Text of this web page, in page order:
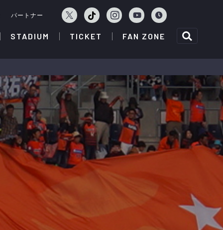
パートナー
STADIUM TICKET FAN ZONE